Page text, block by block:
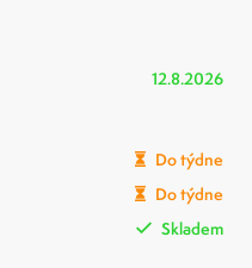
12.8.2026
Do týdne
Do týdne
Skladem